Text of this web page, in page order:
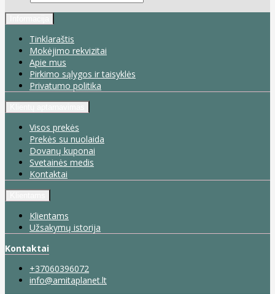
Tinklaraštis
Mokėjimo rekvizitai
Apie mus
Pirkimo sąlygos ir taisyklės
Privatumo politika
Visos prekės
Prekės su nuolaida
Dovanų kuponai
Svetainės medis
Kontaktai
Klientams
Užsakymų istorija
Kontaktai
+37060396072
info@amitaplanet.lt